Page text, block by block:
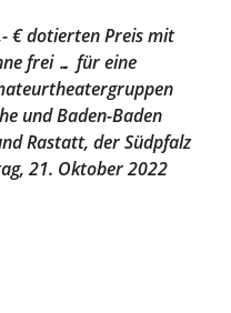
€ dotierten Preis mit
frei … für eine
und Baden-Baden
Rastatt, der Südpfalz
21. Oktober 2022